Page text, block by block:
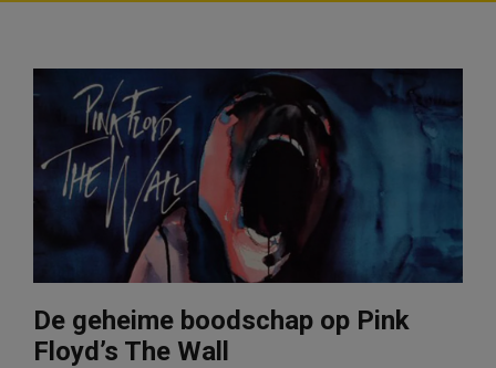
De geheime boodschap op Pink
Floyd’s The Wall